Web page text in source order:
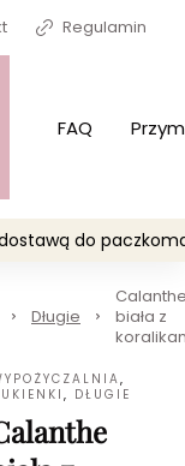
Regulamin
FAQ
do
Długie
biała z
,
, DŁUGIE